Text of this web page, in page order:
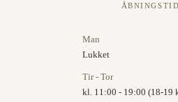
Man
Lukket
Tir - Tor
kl. 11:00 - 19:00 (18-19